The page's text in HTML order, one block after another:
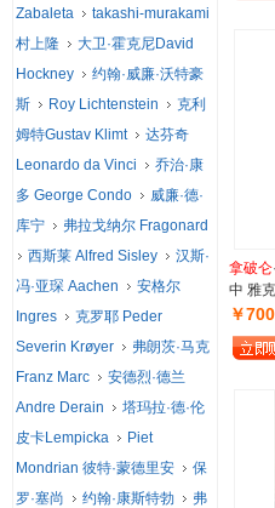
拿破仑
中 雅
￥700
Zabaleta
takashi-murakami
村上隆
大卫·霍克尼David
Hockney
约翰·威廉·沃特豪
斯
Roy Lichtenstein
克利
姆特Gustav Klimt
达芬奇
Leonardo da Vinci
乔治·康
多 George Condo
威廉·德·
库宁
弗拉戈纳尔 Fragonard
西斯莱 Alfred Sisley
汉斯·
冯·亚琛 Aachen
安格尔
Ingres
克罗耶 Peder
Severin Krøyer
弗朗茨·马克
Franz Marc
安德烈·德兰
Andre Derain
塔玛拉·德·伦
皮卡Lempicka
Piet
Mondrian 彼特·蒙德里安
保
罗·塞尚
约翰·康斯特勃
弗